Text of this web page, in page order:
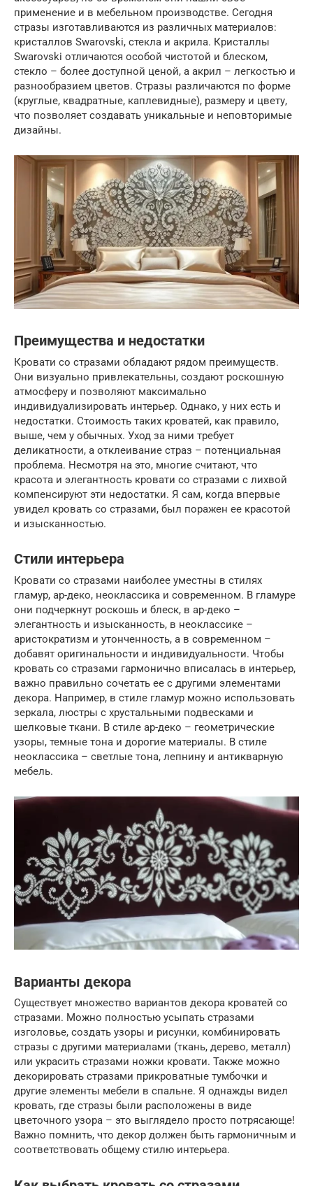
применение и в мебельном производстве. Сегодня
стразы изготавливаются из различных материалов:
кристаллов Swarovski, стекла и акрила. Кристаллы
Swarovski отличаются особой чистотой и блеском,
стекло – более доступной ценой, а акрил – легкостью и
разнообразием цветов. Стразы различаются по форме
(круглые, квадратные, каплевидные), размеру и цвету,
что позволяет создавать уникальные и неповторимые
дизайны.
Преимущества и недостатки
Кровати со стразами обладают рядом преимуществ.
Они визуально привлекательны, создают роскошную
атмосферу и позволяют максимально
индивидуализировать интерьер. Однако, у них есть и
недостатки. Стоимость таких кроватей, как правило,
выше, чем у обычных. Уход за ними требует
деликатности, а отклеивание страз – потенциальная
проблема. Несмотря на это, многие считают, что
красота и элегантность кровати со стразами с лихвой
компенсируют эти недостатки. Я сам, когда впервые
увидел кровать со стразами, был поражен ее красотой
и изысканностью.
Стили интерьера
Кровати со стразами наиболее уместны в стилях
гламур, ар-деко, неоклассика и современном. В гламуре
они подчеркнут роскошь и блеск, в ар-деко –
элегантность и изысканность, в неоклассике –
аристократизм и утонченность, а в современном –
добавят оригинальности и индивидуальности. Чтобы
кровать со стразами гармонично вписалась в интерьер,
важно правильно сочетать ее с другими элементами
декора. Например, в стиле гламур можно использовать
зеркала, люстры с хрустальными подвесками и
шелковые ткани. В стиле ар-деко – геометрические
узоры, темные тона и дорогие материалы. В стиле
неоклассика – светлые тона, лепнину и антикварную
мебель.
Варианты декора
Существует множество вариантов декора кроватей со
стразами. Можно полностью усыпать стразами
изголовье, создать узоры и рисунки, комбинировать
стразы с другими материалами (ткань, дерево, металл)
или украсить стразами ножки кровати. Также можно
декорировать стразами прикроватные тумбочки и
другие элементы мебели в спальне. Я однажды видел
кровать, где стразы были расположены в виде
цветочного узора – это выглядело просто потрясающе!
Важно помнить, что декор должен быть гармоничным и
соответствовать общему стилю интерьера.